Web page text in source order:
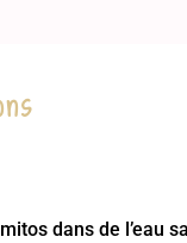
dans de l’eau